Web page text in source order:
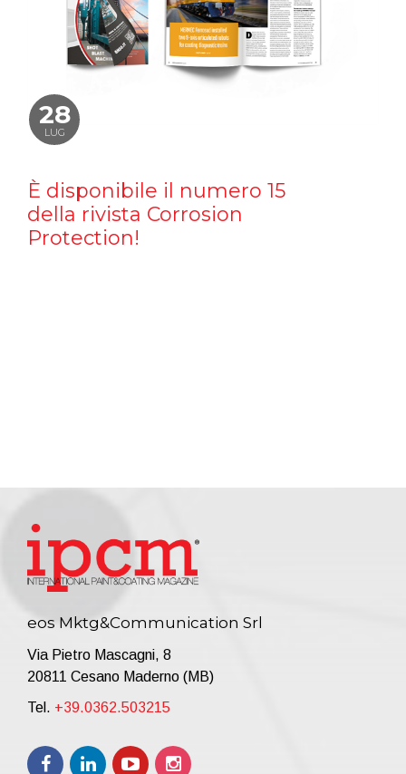
28
LUG
È disponibile il numero 15
della rivista Corrosion
Protection!
eos Mktg&Communication Srl
Via Pietro Mascagni, 8
20811 Cesano Maderno (MB)
Tel. +39.0362.503215